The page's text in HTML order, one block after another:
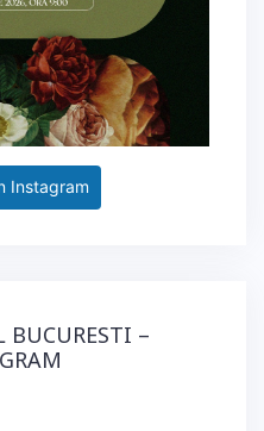
Instagram
BUCURESTI –